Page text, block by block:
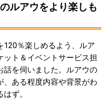
ルアウをより楽しも
120％楽しめるよう、ルア
ット＆イベントサービス担
話を伺いました。ルアウの
、ある程度内容や背景がわ
ず。